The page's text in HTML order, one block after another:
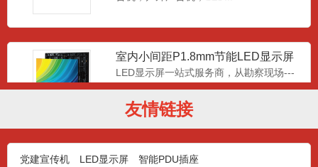
室内小间距P1.8mm节能LED显示屏
LED显示屏一站式服务商，从勘察现场---
出方案---安装施...
室内P1.5小间距LED全彩节能显示器
LED显示屏一站式服务商，从勘察现场---
友情链接
党建宣传机 LED显示屏 智能PDU插座